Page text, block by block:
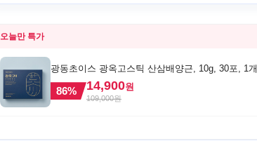
오늘만 특가
광동초이스 광옥고스틱 산삼배양근, 10g, 30포, 1개
86% 14,900원
109,000원